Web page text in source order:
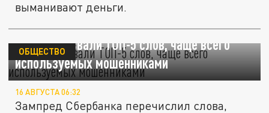
выманивают деньги.
В Сбере назвали ТОП-5 слов, чаще всего
используемых мошенниками
ОБЩЕСТВО
16 АВГУСТА 06:32
Зампред Сбербанка перечислил слова,